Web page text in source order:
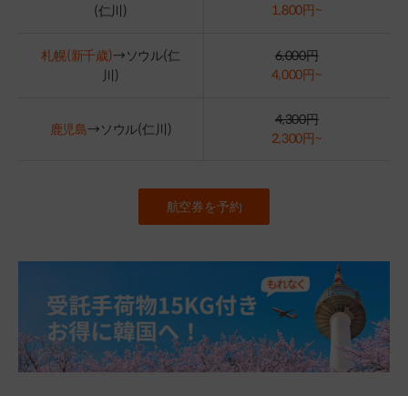
(仁川)
1,800円~
札幌(新千歳)→ソウル(仁
川)
6,000円
4,000円~
鹿児島→ソウル(仁川)
4,300円
2,300円~
航空券を予約